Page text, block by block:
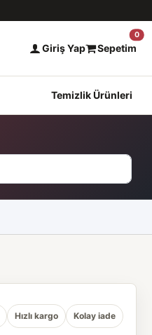
Giriş Yap Sepetim
0
Temizlik Ürünleri
Hızlı kargo Kolay iade